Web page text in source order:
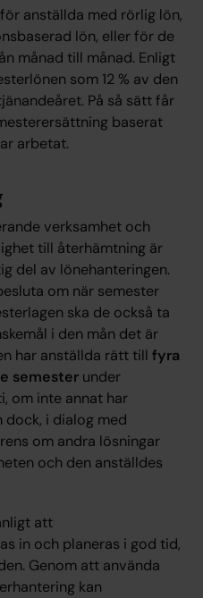
anställda med rörlig lön,
lön, eller för de
månad till månad. Enligt
som 12 % av den
På så sätt får
baserat
arbetat.
verksamhet och
till återhämtning är
del av lönehanteringen.
om när semester
ska de också ta
i den mån det är
har anställda rätt tillfyra
semester under
om inte annat har
dock, i dialog med
om andra lösningar
och den anställdes
att
in och planeras i god tid,
Genom att använda
kan